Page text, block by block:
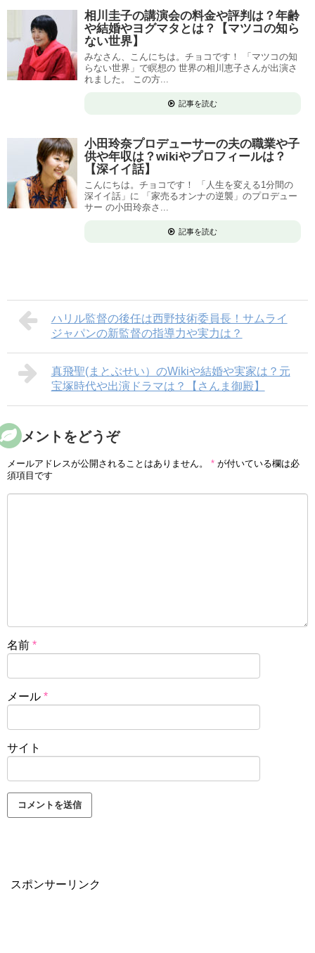
相川圭子の講演会の料金や評判は？年齢
や結婚やヨグマタとは？【マツコの知ら
ない世界】
みなさん、こんにちは。チョコです！ 「マツコの知
らない世界」で瞑想の 世界の相川恵子さんが出演さ
れました。 この方...
記事を読む
小田玲奈プロデューサーの夫の職業や子
供や年収は？wikiやプロフィールは？
【深イイ話】
こんにちは。チョコです！ 「人生を変える1分間の
深イイ話」に 「家売るオンナの逆襲」のプロデュー
サー の小田玲奈さ...
記事を読む
ハリル監督の後任は西野技術委員長！サムライ
ジャパンの新監督の指導力や実力は？
真飛聖(まとぶせい）のWikiや結婚や実家は？元
宝塚時代や出演ドラマは？【さんま御殿】
コメントをどうぞ
メールアドレスが公開されることはありません。 * が付いている欄は必
須項目です
名前 *
メール *
サイト
スポンサーリンク